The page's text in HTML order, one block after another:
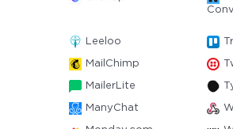
Leeloo
MailChimp
MailerLite
ManyChat